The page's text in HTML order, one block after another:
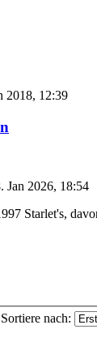
2018, 12:39
Jan 2026, 18:54
Starlet's,
Sortiere nach: